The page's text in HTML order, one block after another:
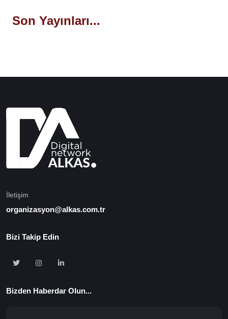
Son Yayınları...
İletişim
organizasyon@alkas.com.tr
Bizi Takip Edin
Bizden Haberdar Olun...